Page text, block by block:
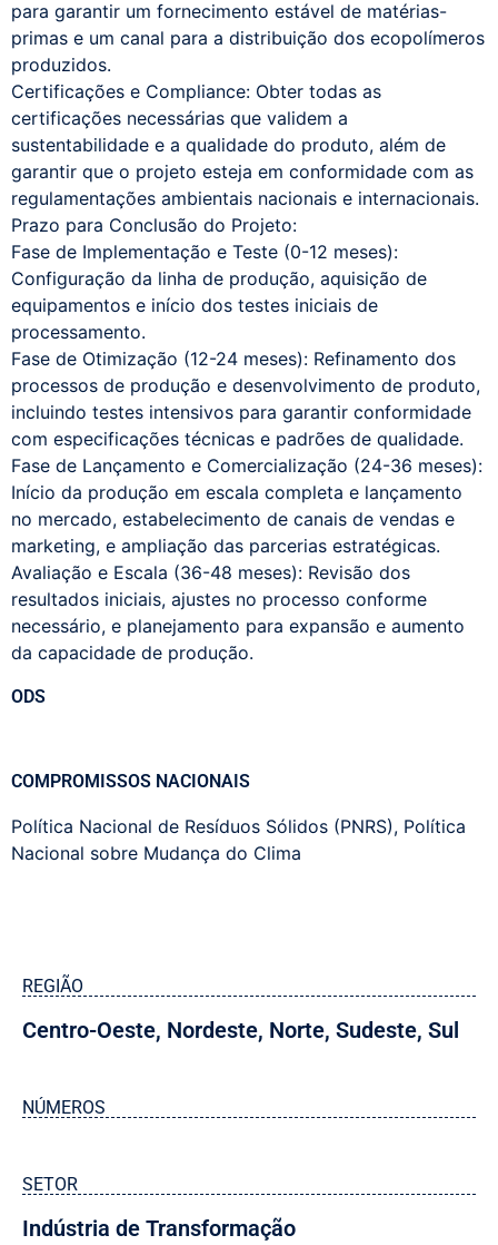
para garantir um fornecimento estável de matérias-
primas e um canal para a distribuição dos ecopolímeros
produzidos.
Certificações e Compliance: Obter todas as
certificações necessárias que validem a
sustentabilidade e a qualidade do produto, além de
garantir que o projeto esteja em conformidade com as
regulamentações ambientais nacionais e internacionais.
Prazo para Conclusão do Projeto:
Fase de Implementação e Teste (0-12 meses):
Configuração da linha de produção, aquisição de
equipamentos e início dos testes iniciais de
processamento.
Fase de Otimização (12-24 meses): Refinamento dos
processos de produção e desenvolvimento de produto,
incluindo testes intensivos para garantir conformidade
com especificações técnicas e padrões de qualidade.
Fase de Lançamento e Comercialização (24-36 meses):
Início da produção em escala completa e lançamento
no mercado, estabelecimento de canais de vendas e
marketing, e ampliação das parcerias estratégicas.
Avaliação e Escala (36-48 meses): Revisão dos
resultados iniciais, ajustes no processo conforme
necessário, e planejamento para expansão e aumento
da capacidade de produção.
ODS
COMPROMISSOS NACIONAIS
Política Nacional de Resíduos Sólidos (PNRS), Política
Nacional sobre Mudança do Clima
REGIÃO
Centro-Oeste, Nordeste, Norte, Sudeste, Sul
NÚMEROS
SETOR
Indústria de Transformação